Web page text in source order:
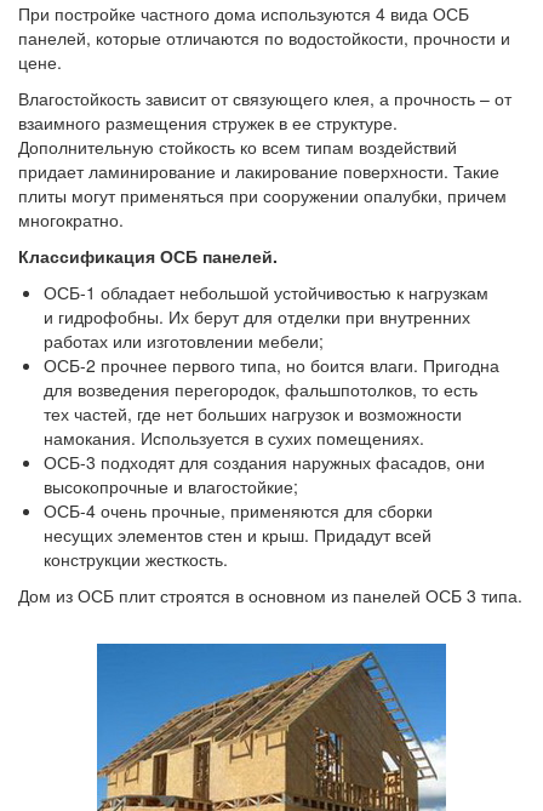
При постройке частного дома используются 4 вида ОСБ
панелей, которые отличаются по водостойкости, прочности и
цене.
Влагостойкость зависит от связующего клея, а прочность – от
взаимного размещения стружек в ее структуре.
Дополнительную стойкость ко всем типам воздействий
придает ламинирование и лакирование поверхности. Такие
плиты могут применяться при сооружении опалубки, причем
многократно.
Классификация ОСБ панелей.
ОСБ-1 обладает небольшой устойчивостью к нагрузкам
и гидрофобны. Их берут для отделки при внутренних
работах или изготовлении мебели;
ОСБ-2 прочнее первого типа, но боится влаги. Пригодна
для возведения перегородок, фальшпотолков, то есть
тех частей, где нет больших нагрузок и возможности
намокания. Используется в сухих помещениях.
ОСБ-3 подходят для создания наружных фасадов, они
высокопрочные и влагостойкие;
ОСБ-4 очень прочные, применяются для сборки
несущих элементов стен и крыш. Придадут всей
конструкции жесткость.
Дом из ОСБ плит строятся в основном из панелей ОСБ 3 типа.